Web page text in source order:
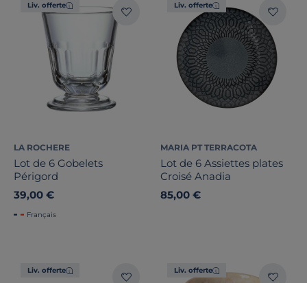
Liv. offerte
LA ROCHERE
Lot de 6 Gobelets
Périgord
39,00 €
Français
Liv. offerte
MARIA PT TERRACOTA
Lot de 6 Assiettes plates
Croisé Anadia
85,00 €
Liv. offerte Liv. offerte